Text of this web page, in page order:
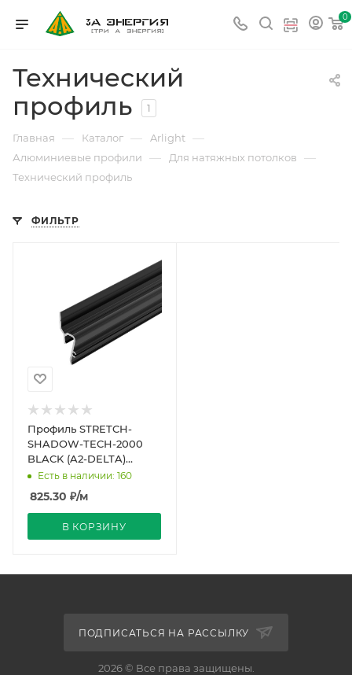
0
Технический
профиль
1
Главная — Каталог — Arlight —
Алюминиевые профили — Для натяжных потолков —
Технический профиль
ФИЛЬТР
Профиль STRETCH-
SHADOW-TECH-2000
BLACK (A2-DELTA)
(Arlight, Алюминий)
Есть в наличии: 160
825.30 ₽/м
В КОРЗИНУ
ПОДПИСАТЬСЯ НА РАССЫЛКУ
2026 © Все права защищены.